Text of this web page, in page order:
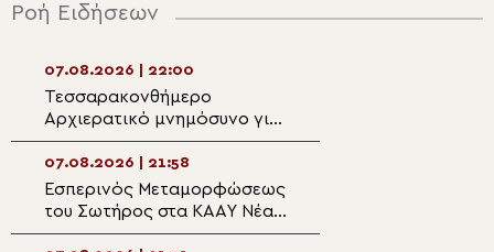
Ροή Ειδήσεων
07.08.2026 | 22:00
Τεσσαρακονθήμερο
Αρχιερατικό μνημόσυνο για
τον π. Δημήτριο Μαρτσούκο
στον Άγιο Ιωάννη Απιδέας
07.08.2026 | 21:58
Εσπερινός Μεταμορφώσεως
του Σωτήρος στα ΚΑΑΥ Νέας
Περάμου